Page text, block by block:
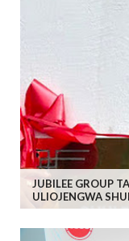
JUBILEE GROUP
ULIOJENGWA